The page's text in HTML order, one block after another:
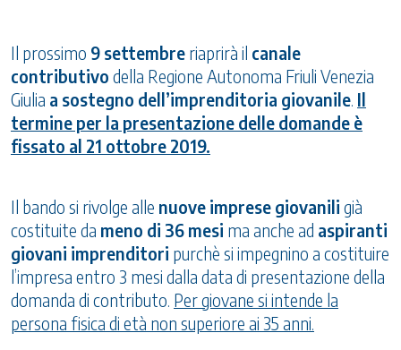
Il prossimo 9 settembre riaprirà il canale
contributivo della Regione Autonoma Friuli Venezia
Giulia a sostegno dell’imprenditoria giovanile. Il
termine per la presentazione delle domande è
fissato al 21 ottobre 2019.
Il bando si rivolge alle nuove imprese giovanili già
costituite da meno di 36 mesi ma anche ad aspiranti
giovani imprenditori purchè si impegnino a costituire
l’impresa entro 3 mesi dalla data di presentazione della
domanda di contributo. Per giovane si intende la
persona fisica di età non superiore ai 35 anni.